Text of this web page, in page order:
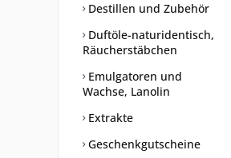
Destillen und Zubehör
Duftöle-naturidentisch,
Räucherstäbchen
Emulgatoren und
Wachse, Lanolin
Extrakte
Geschenkgutscheine